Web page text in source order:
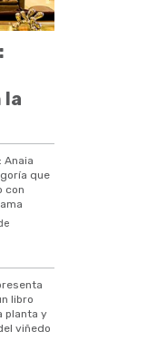
la
Anaia
que
con
libro
planta y
viñedo